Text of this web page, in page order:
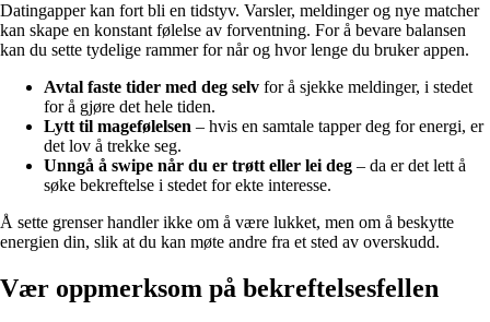
Datingapper kan fort bli en tidstyv. Varsler, meldinger og nye matcher
kan skape en konstant følelse av forventning. For å bevare balansen
kan du sette tydelige rammer for når og hvor lenge du bruker appen.
Avtal faste tider med deg selv for å sjekke meldinger, i stedet
for å gjøre det hele tiden.
Lytt til magefølelsen – hvis en samtale tapper deg for energi, er
det lov å trekke seg.
Unngå å swipe når du er trøtt eller lei deg – da er det lett å
søke bekreftelse i stedet for ekte interesse.
Å sette grenser handler ikke om å være lukket, men om å beskytte
energien din, slik at du kan møte andre fra et sted av overskudd.
Vær oppmerksom på bekreftelsesfellen